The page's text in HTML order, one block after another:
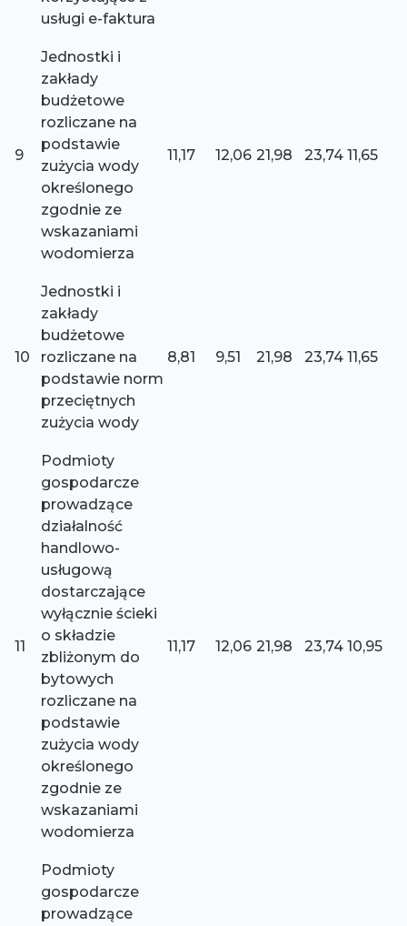
usługi e-faktura
9
Jednostki i
zakłady
budżetowe
rozliczane na
podstawie
zużycia wody
określonego
zgodnie ze
wskazaniami
wodomierza
11,17 12,06 21,98 23,74 11,65
10
Jednostki i
zakłady
budżetowe
rozliczane na
podstawie norm
przeciętnych
zużycia wody
8,81 9,51 21,98 23,74 11,65
11
Podmioty
gospodarcze
prowadzące
działalność
handlowo-
usługową
dostarczające
wyłącznie ścieki
o składzie
zbliżonym do
bytowych
rozliczane na
podstawie
zużycia wody
określonego
zgodnie ze
wskazaniami
wodomierza
11,17 12,06 21,98 23,74 10,95
Podmioty
gospodarcze
prowadzące